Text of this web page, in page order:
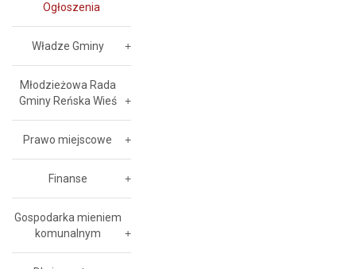
Ogłoszenia
Władze Gminy
Młodzieżowa Rada
Gminy Reńska Wieś
Prawo miejscowe
Finanse
Gospodarka mieniem
komunalnym